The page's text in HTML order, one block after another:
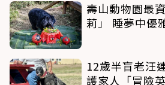
壽山動物園最
莉」 睡夢中優
12歲半盲老汪
護家人「冒險